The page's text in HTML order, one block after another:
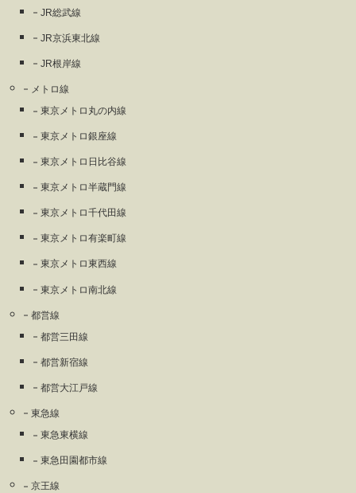
JR総武線
JR京浜東北線
JR根岸線
メトロ線
東京メトロ丸の内線
東京メトロ銀座線
東京メトロ日比谷線
東京メトロ半蔵門線
東京メトロ千代田線
東京メトロ有楽町線
東京メトロ東西線
東京メトロ南北線
都営線
都営三田線
都営新宿線
都営大江戸線
東急線
東急東横線
東急田園都市線
京王線